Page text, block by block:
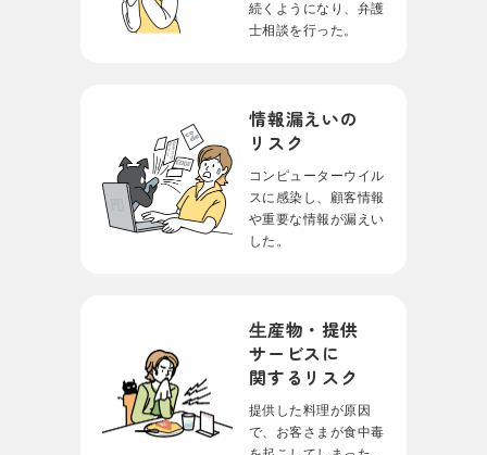
続くようになり、 弁護
士相談を行った。
情報漏えいの
リスク
コンピューターウイル
スに感染し、 顧客情報
や重要な情報が漏えい
した。
⽣産物・提供
サービスに
関するリスク
提供した料理が原因
で、 お客さまが⾷中毒